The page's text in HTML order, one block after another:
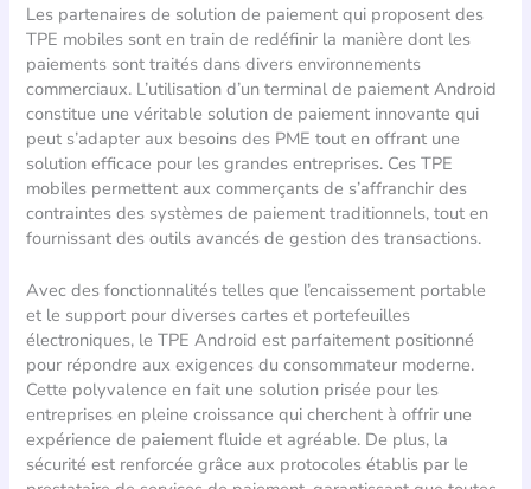
Les partenaires de solution de paiement qui proposent des
TPE mobiles sont en train de redéfinir la manière dont les
paiements sont traités dans divers environnements
commerciaux. L’utilisation d’un terminal de paiement Android
constitue une véritable solution de paiement innovante qui
peut s’adapter aux besoins des PME tout en offrant une
solution efficace pour les grandes entreprises. Ces TPE
mobiles permettent aux commerçants de s’affranchir des
contraintes des systèmes de paiement traditionnels, tout en
fournissant des outils avancés de gestion des transactions.
Avec des fonctionnalités telles que l’encaissement portable
et le support pour diverses cartes et portefeuilles
électroniques, le TPE Android est parfaitement positionné
pour répondre aux exigences du consommateur moderne.
Cette polyvalence en fait une solution prisée pour les
entreprises en pleine croissance qui cherchent à offrir une
expérience de paiement fluide et agréable. De plus, la
sécurité est renforcée grâce aux protocoles établis par le